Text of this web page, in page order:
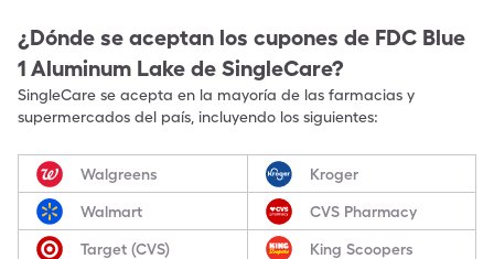
¿Dónde se aceptan los cupones de FDC Blue
1 Aluminum Lake de SingleCare?
SingleCare se acepta en la mayoría de las farmacias y
supermercados del país, incluyendo los siguientes:
Walgreens Kroger
Walmart CVS Pharmacy
Target (CVS) King Scoopers